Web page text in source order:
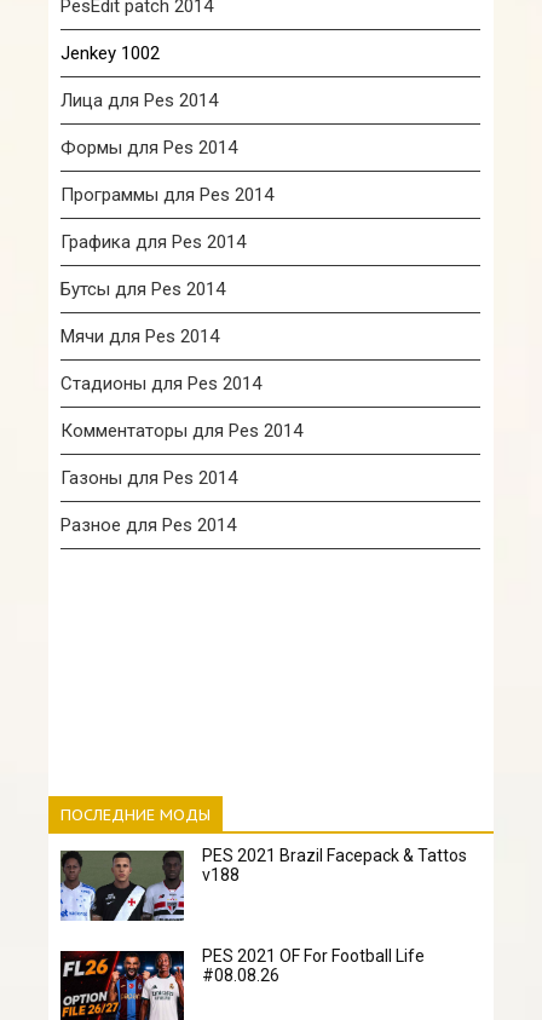
PesEdit patch 2014
Jenkey 1002
Лица для Pes 2014
Формы для Pes 2014
Программы для Pes 2014
Графика для Pes 2014
Бутсы для Pes 2014
Мячи для Pes 2014
Стадионы для Pes 2014
Комментаторы для Pes 2014
Газоны для Pes 2014
Разное для Pes 2014
ПОСЛЕДНИЕ МОДЫ
PES 2021 Brazil Facepack & Tattos
v188
PES 2021 OF For Football Life
#08.08.26